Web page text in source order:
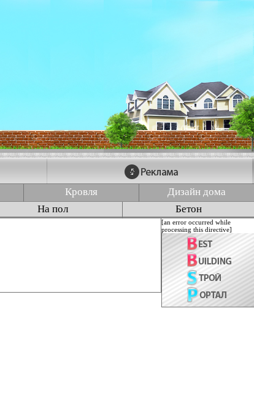
Кровля
Дизайн дома
На пол Бетон
[an error occurred while
processing this directive]